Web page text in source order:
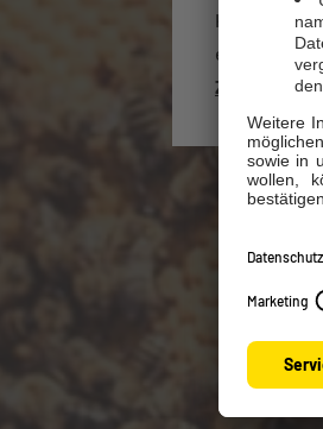
Kennen Sie
einzusehen
Zum